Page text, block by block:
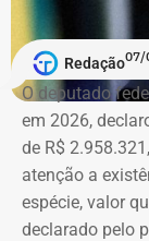
A acusação
apresentar
serviços e
segundo a
Crivella
reformas de
pessoa, como:
da praça”.
Redação07/
O deputado
em 2026,
de R$
atenção a
espécie, valor
declarado pelo